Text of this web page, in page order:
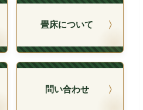
畳床について
問い合わせ